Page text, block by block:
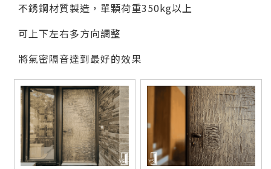
不銹鋼材質製造，單顆荷重350kg以上
可上下左右多方向調整
將氣密隔音達到最好的效果